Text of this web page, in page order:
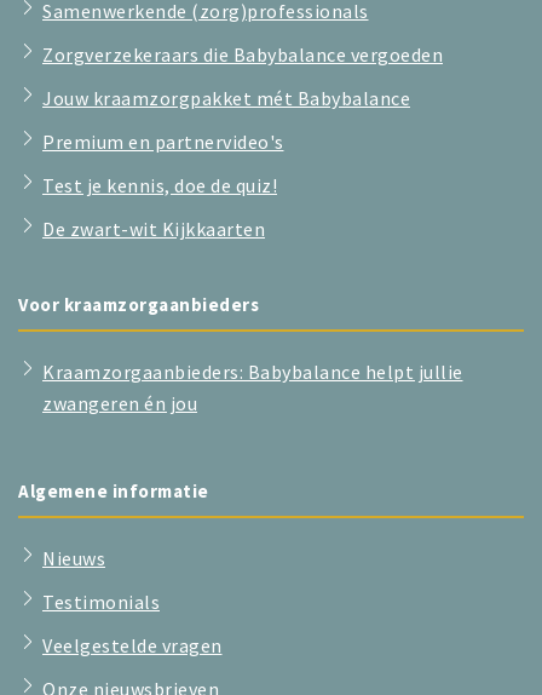
Samenwerkende (zorg)professionals
Zorgverzekeraars die Babybalance vergoeden
Jouw kraamzorgpakket mét Babybalance
Premium en partnervideo's
Test je kennis, doe de quiz!
De zwart-wit Kijkkaarten
Voor kraamzorgaanbieders
Kraamzorgaanbieders: Babybalance helpt jullie
zwangeren én jou
Algemene informatie
Nieuws
Testimonials
Veelgestelde vragen
Onze nieuwsbrieven